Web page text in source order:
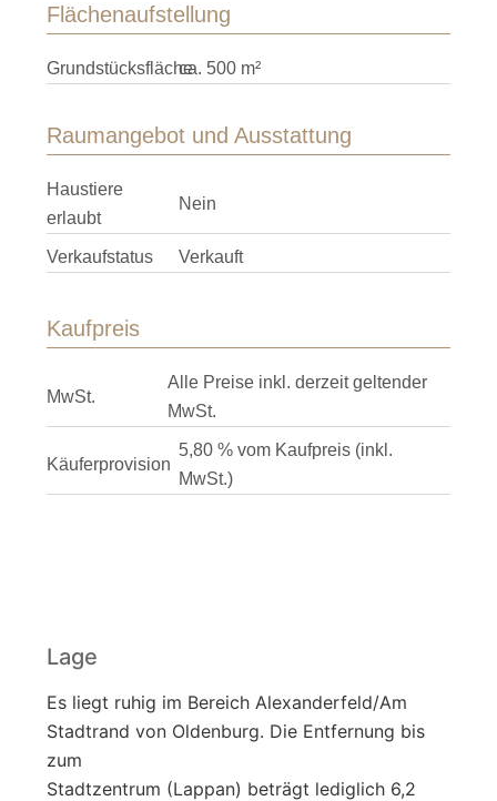
Flächenaufstellung
Grundstücksflächeca. 500 m²
Raumangebot und Ausstattung
Haustiere
erlaubt
Nein
Verkaufstatus Verkauft
Kaufpreis
MwSt.
Alle Preise inkl. derzeit geltender
MwSt.
Käuferprovision
5,80 % vom Kaufpreis (inkl.
MwSt.)
Lage
Es liegt ruhig im Bereich Alexanderfeld/Am
Stadtrand von Oldenburg. Die Entfernung bis
zum
Stadtzentrum (Lappan) beträgt lediglich 6,2